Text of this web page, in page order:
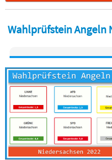
Wahlprüfstein Angeln